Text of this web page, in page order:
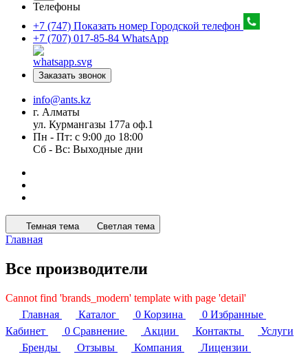
Телефоны
+7 (747) Показать номер Городской телефон
+7 (707) 017-85-84 WhatsApp
Заказать звонок
info@ants.kz
г. Алматы
ул. Курмангазы 177а оф.1
Пн - Пт: с 9:00 до 18:00
Сб - Вс: Выходные дни
Темная тема Светлая тема
Главная
Все производители
Cannot find 'brands_modern' template with page 'detail'
Главная
Каталог 0 Корзина 0 Избранные
Кабинет
0 Сравнение Акции Контакты
Услуги
Бренды
Отзывы Компания
Лицензии